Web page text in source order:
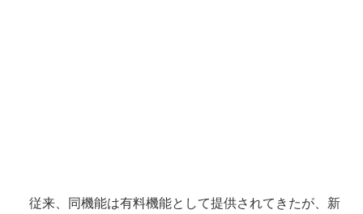
従来、同機能は有料機能として提供されてきたが、新